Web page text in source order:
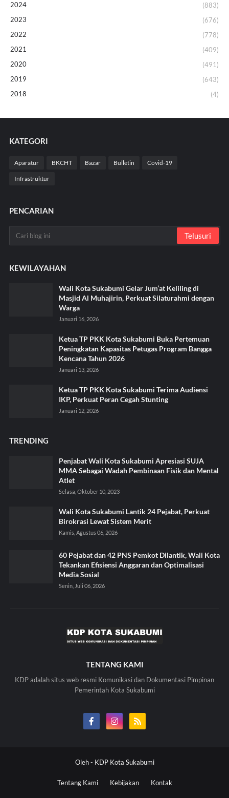
2024
(883)
2023
(676)
2022
(778)
2021
(409)
2020
(491)
2019
(643)
2018
(4)
KATEGORI
Aparatur BKCHT Bazar Bulletin Covid-19
Infrastruktur
PENCARIAN
KEWILAYAHAN
Wali Kota Sukabumi Gelar Jum’at Keliling di
Masjid Al Muhajirin, Perkuat Silaturahmi dengan
Warga
Januari 16, 2026
Ketua TP PKK Kota Sukabumi Buka Pertemuan
Peningkatan Kapasitas Petugas Program Bangga
Kencana Tahun 2026
Januari 13, 2026
Ketua TP PKK Kota Sukabumi Terima Audiensi
IKP, Perkuat Peran Cegah Stunting
Januari 12, 2026
TRENDING
Penjabat Wali Kota Sukabumi Apresiasi SUJA
MMA Sebagai Wadah Pembinaan Fisik dan Mental
Atlet
Selasa, Oktober 10, 2023
Wali Kota Sukabumi Lantik 24 Pejabat, Perkuat
Birokrasi Lewat Sistem Merit
Kamis, Agustus 06, 2026
60 Pejabat dan 42 PNS Pemkot Dilantik, Wali Kota
Tekankan Efisiensi Anggaran dan Optimalisasi
Media Sosial
Senin, Juli 06, 2026
TENTANG KAMI
KDP adalah situs web resmi Komunikasi dan Dokumentasi Pimpinan
Pemerintah Kota Sukabumi
Oleh - KDP Kota Sukabumi
Tentang Kami Kebijakan Kontak